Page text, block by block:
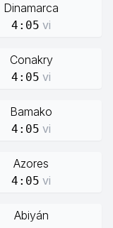
Dinamarca
4:05 vi
Conakry
4:05 vi
Bamako
4:05 vi
Azores
4:05 vi
Abiyán